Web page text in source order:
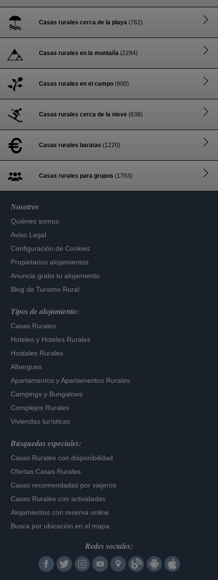
Casas rurales cerca de la playa (762)
Casas rurales en la montaña (2294)
Casas rurales en el campo (900)
Casas rurales cerca de la nieve (638)
Casas rurales baratas (1220)
Casas rurales para grupos (1763)
Nosotros
Quiénes somos
Aviso Legal
Configuración de Cookies
Propietarios alojamientos
Anuncia gratis tu alojamiento
Blog de Turismo Rural
Tipos de alojamiento:
Casas Rurales
Hoteles y Hoteles Rurales
Hostales Rurales
Albergues
Apartamentos yApartamentos Rurales
Campings y Bungalows
Complejos Rurales
Viviendas turísticas
Búsquedas especiales:
Casas Rurales con disponibilidad
Ofertas Casas Rurales
Casas recomendadas por viajeros
Casas Rurales con actividades
Alojamientos con reserva online
Busca por ubicación en el mapa
Redes sociales: